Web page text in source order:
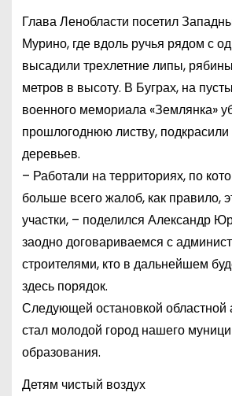
Глава Ленобласти посетил
Мурино, где вдоль ручья рядом с
высадили трехлетние липы,
метров в высоту. В Буграх, на
военного мемориала «Землянка»
прошлогоднюю листву,
деревьев.
– Работали на территориях, по
больше всего жалоб, как правило,
участки, – поделился Александр
заодно договариваемся с
строителями, кто в дальнейшем
здесь порядок.
Следующей остановкой областной
стал молодой город нашего
образования.
Детям чистый воздух